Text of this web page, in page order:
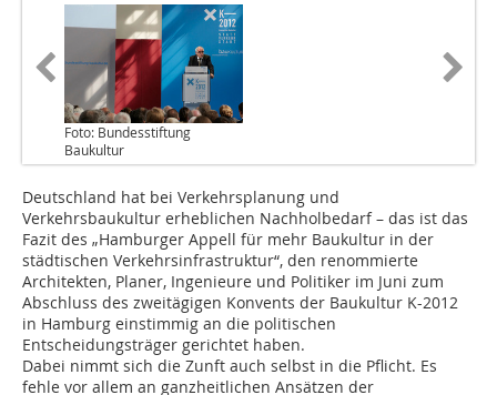
Foto: Bundesstiftung
Baukultur
Deutschland hat bei Verkehrsplanung und
Verkehrsbaukultur erheblichen Nachholbedarf – das ist das
Fazit des „Hamburger Appell für mehr Baukultur in der
städtischen Verkehrsinfrastruktur“, den renommierte
Architekten, Planer, Ingenieure und Politiker im Juni zum
Abschluss des zweitägigen Konvents der Baukultur K-2012
in Hamburg einstimmig an die politischen
Entscheidungsträger gerichtet haben.
Dabei nimmt sich die Zunft auch selbst in die Pflicht. Es
fehle vor allem an ganzheitlichen Ansätzen der